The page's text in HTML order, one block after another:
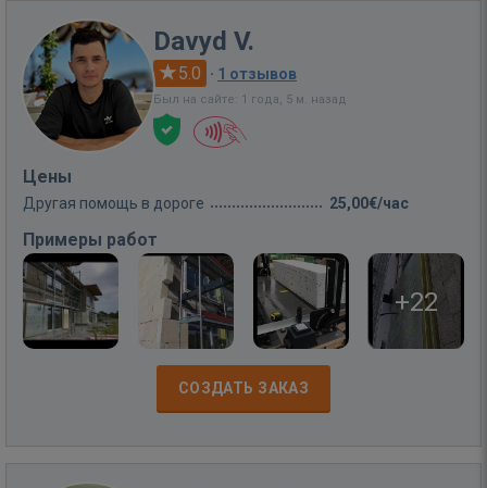
Davyd V.
5.0 · 1 отзывов
Был на сайте: 1 года, 5 м. назад
Цены
Другая помощь в дороге 25,00€/час
Примеры работ
+22
СОЗДАТЬ ЗАКАЗ